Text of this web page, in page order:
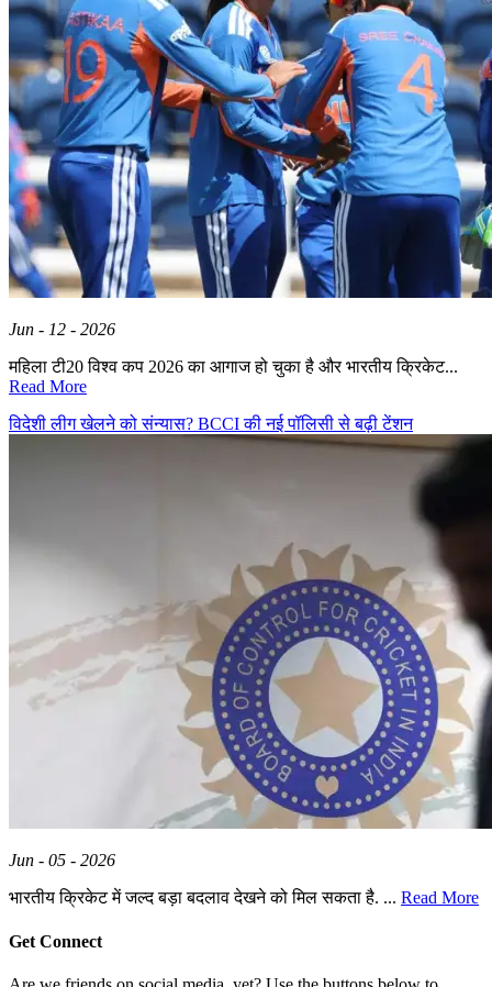
Jun - 12 - 2026
महिला टी20 विश्व कप 2026 का आगाज हो चुका है और भारतीय क्रिकेट...
Read More
विदेशी लीग खेलने को संन्यास? BCCI की नई पॉलिसी से बढ़ी टेंशन
Jun - 05 - 2026
भारतीय क्रिकेट में जल्द बड़ा बदलाव देखने को मिल सकता है. ... Read More
Get Connect